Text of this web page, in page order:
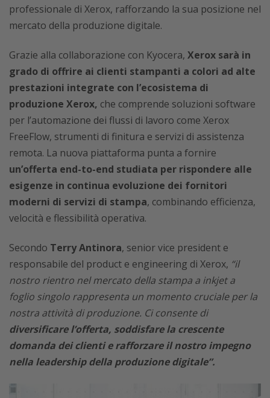
professionale di Xerox, rafforzando la sua posizione nel
mercato della produzione digitale.
Grazie alla collaborazione con Kyocera, Xerox sarà in
grado di offrire ai clienti stampanti a colori ad alte
prestazioni integrate con l’ecosistema di
produzione Xerox, che comprende soluzioni software
per l’automazione dei flussi di lavoro come Xerox
FreeFlow, strumenti di finitura e servizi di assistenza
remota. La nuova piattaforma punta a fornire
un’offerta end-to-end studiata per rispondere alle
esigenze in continua evoluzione dei fornitori
moderni di servizi di stampa, combinando efficienza,
velocità e flessibilità operativa.
Secondo Terry Antinora, senior vice president e
responsabile del product e engineering di Xerox, “il
nostro rientro nel mercato della stampa a inkjet a
foglio singolo rappresenta un momento cruciale per la
nostra attività di produzione. Ci consente di
diversificare l’offerta, soddisfare la crescente
domanda dei clienti e rafforzare il nostro impegno
nella leadership della produzione digitale”.